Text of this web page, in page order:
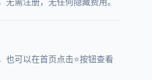
也可以在首页点击⭐按钮查看